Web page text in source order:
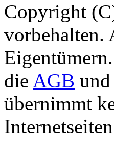
Copyright
vorbehalten.
die AGB
übernimmt